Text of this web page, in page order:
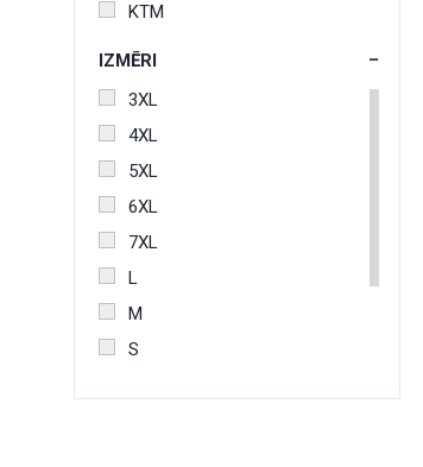
KTM
IZMĒRI
3XL
4XL
5XL
6XL
7XL
L
M
S